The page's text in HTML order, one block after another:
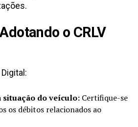
o CRLV
Digital:
situação do veículo:Certifique-se
os débitos relacionados ao